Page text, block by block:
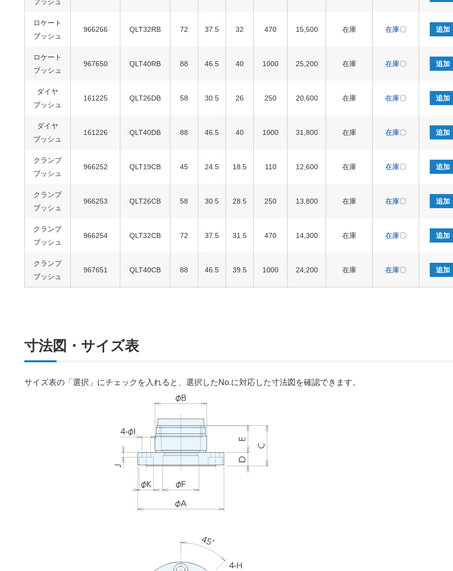
ロケート
ブッシュ
966266 QLT32RB 72 37.5 32 470 15,500 在庫 在庫〇 追加
ロケート
ブッシュ
967650 QLT40RB 88 46.5 40 1000 25,200 在庫 在庫〇 追加
ダイヤ
ブッシュ
161225 QLT26DB 58 30.5 26 250 20,600 在庫 在庫〇 追加
ダイヤ
ブッシュ
161226 QLT40DB 88 46.5 40 1000 31,800 在庫 在庫〇 追加
クランプ
ブッシュ
966252 QLT19CB 45 24.5 18.5 110 12,600 在庫 在庫〇 追加
クランプ
ブッシュ
966253 QLT26CB 58 30.5 28.5 250 13,800 在庫 在庫〇 追加
クランプ
ブッシュ
966254 QLT32CB 72 37.5 31.5 470 14,300 在庫 在庫〇 追加
クランプ
ブッシュ
967651 QLT40CB 88 46.5 39.5 1000 24,200 在庫 在庫〇 追加
寸法図・サイズ表
サイズ表の「選択」にチェックを入れると、選択したNo.に対応した寸法図を確認できます。